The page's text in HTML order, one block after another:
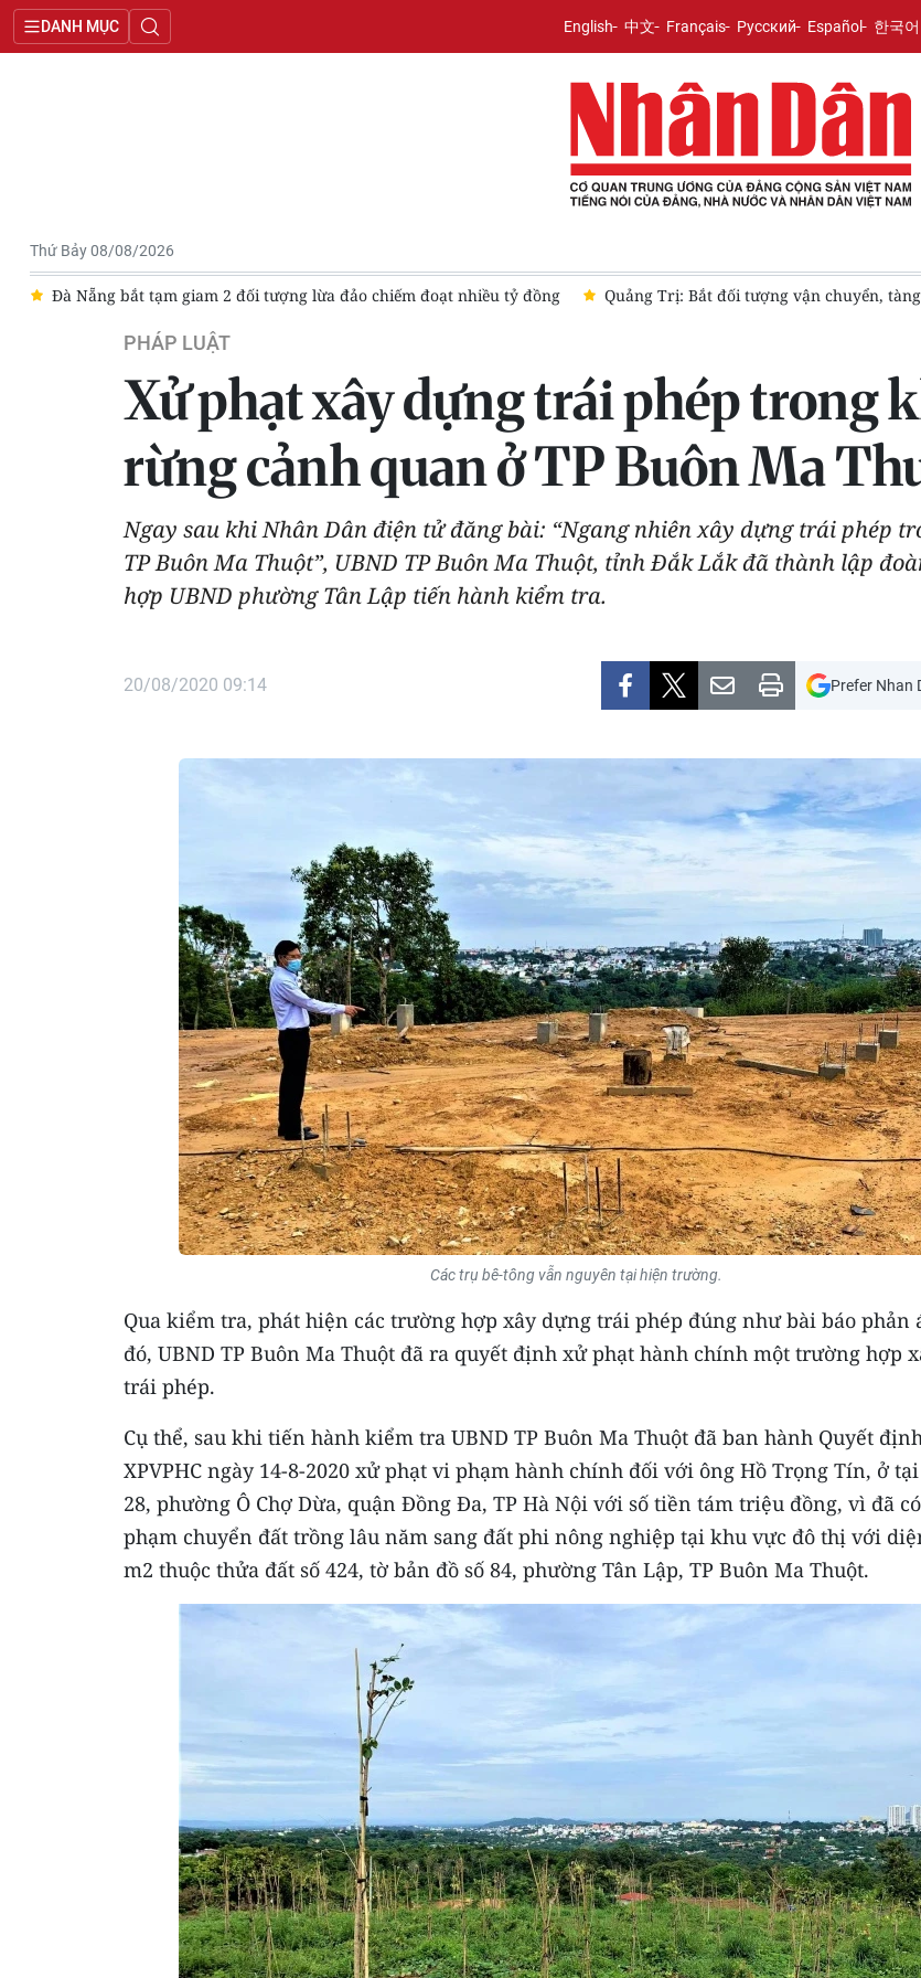
DANH MỤC English 中文 Français Русский Español 한국어
Thứ Bảy 08/08/2026
2 đối tượng lừa đảo chiếm đoạt nhiều tỷ đồng Quảng Trị: Bắt đối tượng vận chuyển, tàng trữ hơn 135kg vật liệu nổ
PHÁP LUẬT
Xử phạt xây dựng trái phép trong
rừng cảnh quan ở TP Buôn Ma
Ngay sau khi Nhân Dân điện tử đăng bài: “Ngang nhiên xây dựng trái phép
TP Buôn Ma Thuột”, UBND TP Buôn Ma Thuột, tỉnh Đắk Lắk đã thành lập
hợp UBND phường Tân Lập tiến hành kiểm tra.
20/08/2020 09:14 Prefer Nhan
Các trụ bê-tông vẫn nguyên tại hiện trường.
Qua kiểm tra, phát hiện các trường hợp xây dựng trái phép đúng như bài báo phản
đó, UBND TP Buôn Ma Thuột đã ra quyết định xử phạt hành chính một trường hợp
trái phép.
Cụ thể, sau khi tiến hành kiểm tra UBND TP Buôn Ma Thuột đã ban hành Quyết
XPVPHC ngày 14-8-2020 xử phạt vi phạm hành chính đối với ông Hồ Trọng Tín, ở tại
28, phường Ô Chợ Dừa, quận Đồng Đa, TP Hà Nội với số tiền tám triệu đồng, vì đã
phạm chuyển đất trồng lâu năm sang đất phi nông nghiệp tại khu vực đô thị với
m2 thuộc thửa đất số 424, tờ bản đồ số 84, phường Tân Lập, TP Buôn Ma Thuột.